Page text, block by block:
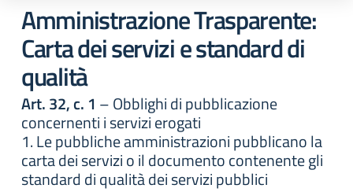
Amministrazione Trasparente:
Carta dei servizi e standard di
qualità
Art. 32, c. 1 – Obblighi di pubblicazione
concernenti i servizi erogati
1. Le pubbliche amministrazioni pubblicano la
carta dei servizi o il documento contenente gli
standard di qualità dei servizi pubblici